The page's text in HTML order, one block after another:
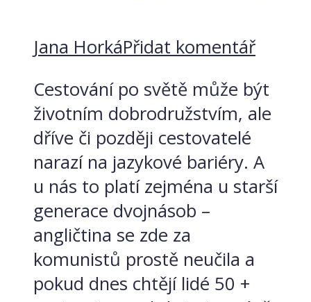
Jana HorkáPřidat komentář
Cestování po světě může být
životním dobrodružstvím, ale
dříve či později cestovatelé
narazí na jazykové bariéry. A
u nás to platí zejména u starší
generace dvojnásob –
angličtina se zde za
komunistů prostě neučila a
pokud dnes chtějí lidé 50 +